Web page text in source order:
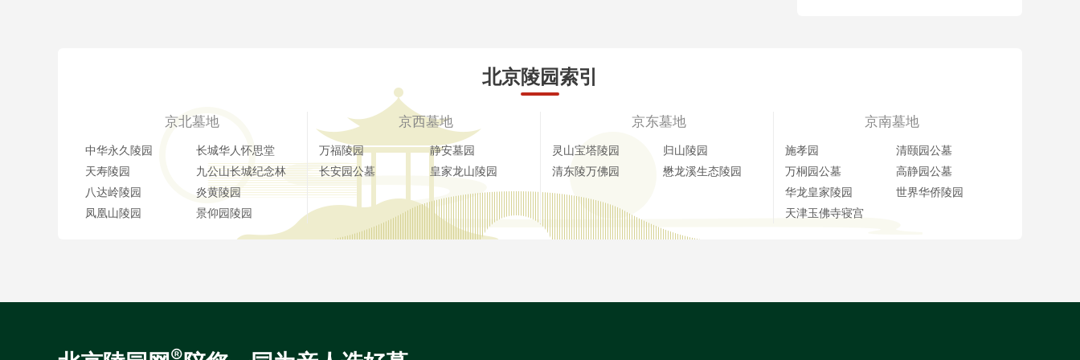
北京陵园索引
京北墓地
中华永久陵园
长城华人怀思堂
天寿陵园
九公山长城纪念林
八达岭陵园
炎黄陵园
凤凰山陵园
景仰园陵园
京西墓地
万福陵园
静安墓园
长安园公墓
皇家龙山陵园
京东墓地
灵山宝塔陵园
归山陵园
清东陵万佛园
懋龙溪生态陵园
京南墓地
施孝园
清颐园公墓
万桐园公墓
高静园公墓
华龙皇家陵园
世界华侨陵园
天津玉佛寺寝宫